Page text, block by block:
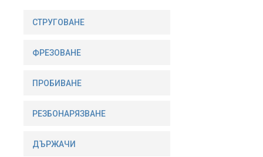
СТРУГОВАНЕ
ФРЕЗОВАНE
ПРОБИВАНЕ
РЕЗБОНАРЯЗВАНЕ
ДЪРЖАЧИ